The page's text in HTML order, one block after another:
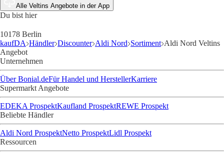
Alle Veltins Angebote in der App
Du bist hier
10178 Berlin
kaufDA Händler Discounter Aldi Nord Sortiment Aldi Nord Veltins
Angebot
Unternehmen
Über Bonial.deFür Handel und HerstellerKarriere
Supermarkt Angebote
EDEKA ProspektKaufland ProspektREWE Prospekt
Beliebte Händler
Aldi Nord ProspektNetto ProspektLidl Prospekt
Ressourcen